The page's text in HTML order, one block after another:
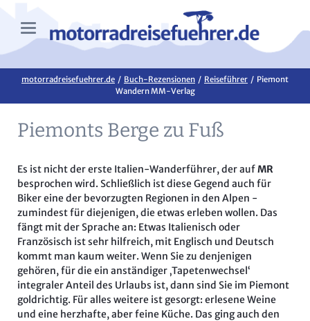
motorradreisefuehrer.de Buch-Rezensionen Reiseführer
Piemont
Wandern MM-Verlag
Piemonts Berge zu Fuß
Es ist nicht der erste Italien-Wanderführer, der aufMR
besprochen wird. Schließlich ist diese Gegend auch für
Biker eine der bevorzugten Regionen in den Alpen -
zumindest für diejenigen, die etwas erleben wollen. Das
fängt mit der Sprache an: Etwas Italienisch oder
Französisch ist sehr hilfreich, mit Englisch und Deutsch
kommt man kaum weiter. Wenn Sie zu denjenigen
gehören, für die ein anständiger ‚Tapetenwechsel‘
integraler Anteil des Urlaubs ist, dann sind Sie im Piemont
goldrichtig. Für alles weitere ist gesorgt: erlesene Weine
und eine herzhafte, aber feine Küche. Das ging auch den